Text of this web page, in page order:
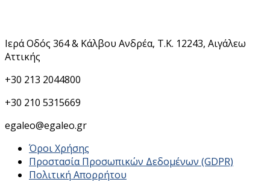
Ιερά Οδός 364 & Κάλβου Ανδρέα, Τ.Κ. 12243, Αιγάλεω
Αττικής
+30 213 2044800
+30 210 5315669
egaleo@egaleo.gr
Όροι Χρήσης
Προστασία Προσωπικών Δεδομένων (GDPR)
Πολιτική Απορρήτου